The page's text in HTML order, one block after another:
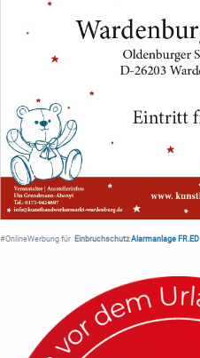
#OnlineWerbung für Einbruchschutz Alarmanlage FR.ED